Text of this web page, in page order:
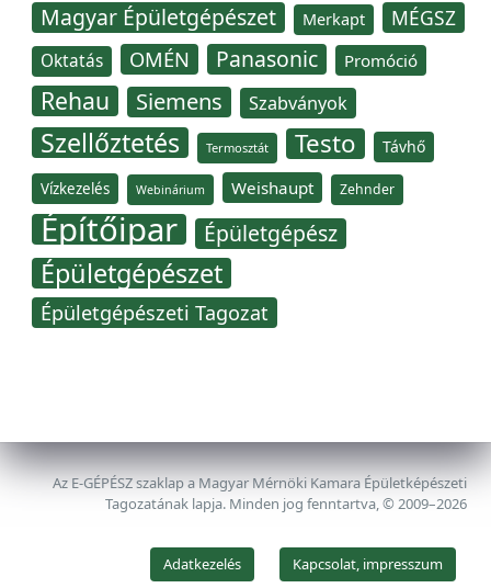
Magyar Épületgépészet Merkapt MÉGSZ
Oktatás OMÉN Panasonic Promóció
Rehau Siemens Szabványok
Szellőztetés Termosztát Testo Távhő
Vízkezelés Webinárium Weishaupt Zehnder
Építőipar Épületgépész
Épületgépészet
Épületgépészeti Tagozat
Az E-GÉPÉSZ szaklap a Magyar Mérnöki Kamara Épületképészeti
Tagozatának lapja. Minden jog fenntartva, © 2009–2026
Adatkezelés Kapcsolat, impresszum